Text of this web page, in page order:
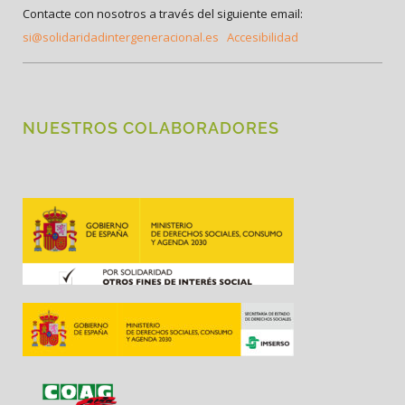
Contacte con nosotros a través del siguiente email:
si@solidaridadintergeneracional.es Accesibilidad
NUESTROS COLABORADORES